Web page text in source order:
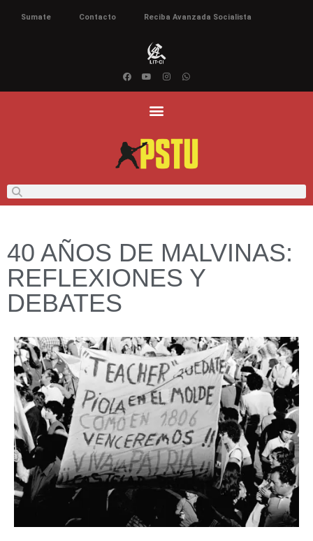
Sumate Contacto Reciba Avanzada Socialista
40 AÑOS DE MALVINAS:
REFLEXIONES Y
DEBATES